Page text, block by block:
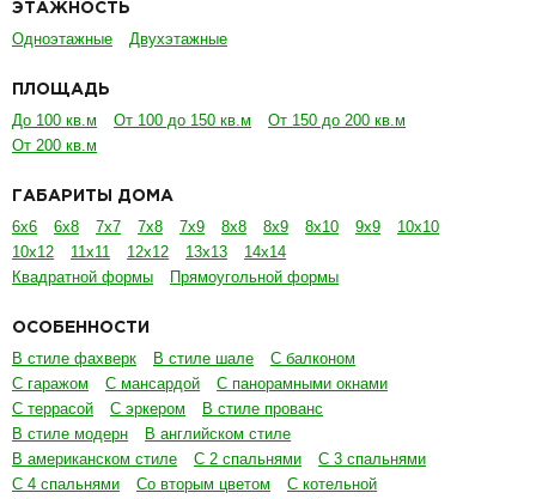
ЭТАЖНОСТЬ
Одноэтажные Двухэтажные
ПЛОЩАДЬ
До 100 кв.м От 100 до 150 кв.м
От 150 до 200 кв.м
От 200 кв.м
ГАБАРИТЫ ДОМА
6х6 6х8 7х7 7х8 7х9 8х8 8х9 8х10 9х9
10х10
10х12
11х11 12х12 13х13
14х14
Квадратной формы
Прямоугольной формы
ОСОБЕННОСТИ
В стиле фахверк В стиле шале
С балконом
С гаражом
С мансардой
С панорамными окнами
С террасой
С эркером
В стиле прованс
В стиле модерн
В английском стиле
В американском стиле
С 2 спальнями
С 3 спальнями
С 4 спальнями
Со вторым цветом
С котельной